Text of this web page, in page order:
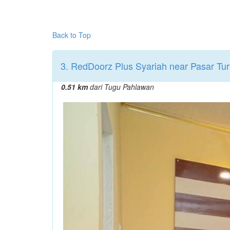
Back to Top
3. RedDoorz Plus Syariah near Pasar
0.51 kmdari Tugu Pahlawan